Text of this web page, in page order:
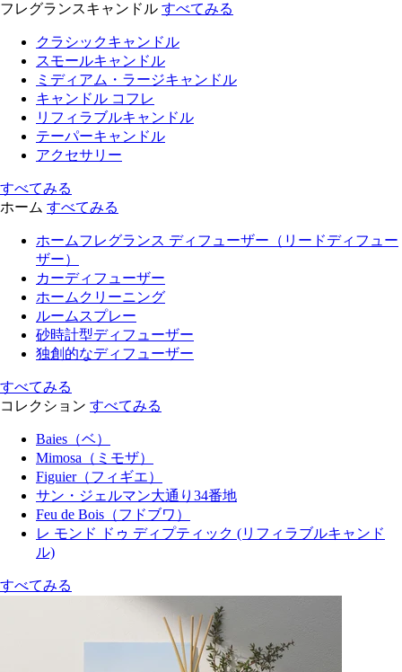
フレグランスキャンドル すべてみる
クラシックキャンドル
スモールキャンドル
ミディアム・ラージキャンドル
キャンドル コフレ
リフィラブルキャンドル
テーパーキャンドル
アクセサリー
すべてみる
ホーム すべてみる
ホームフレグランス ディフューザー（リードディフュー
ザー）
カーディフューザー
ホームクリーニング
ルームスプレー
砂時計型ディフューザー
独創的なディフューザー
すべてみる
コレクション すべてみる
Baies（ベ）
Mimosa（ミモザ）
Figuier（フィギエ）
サン・ジェルマン大通り34番地
Feu de Bois（フドブワ）
レ モンド ドゥ ディプティック (リフィラブルキャンド
ル)
すべてみる